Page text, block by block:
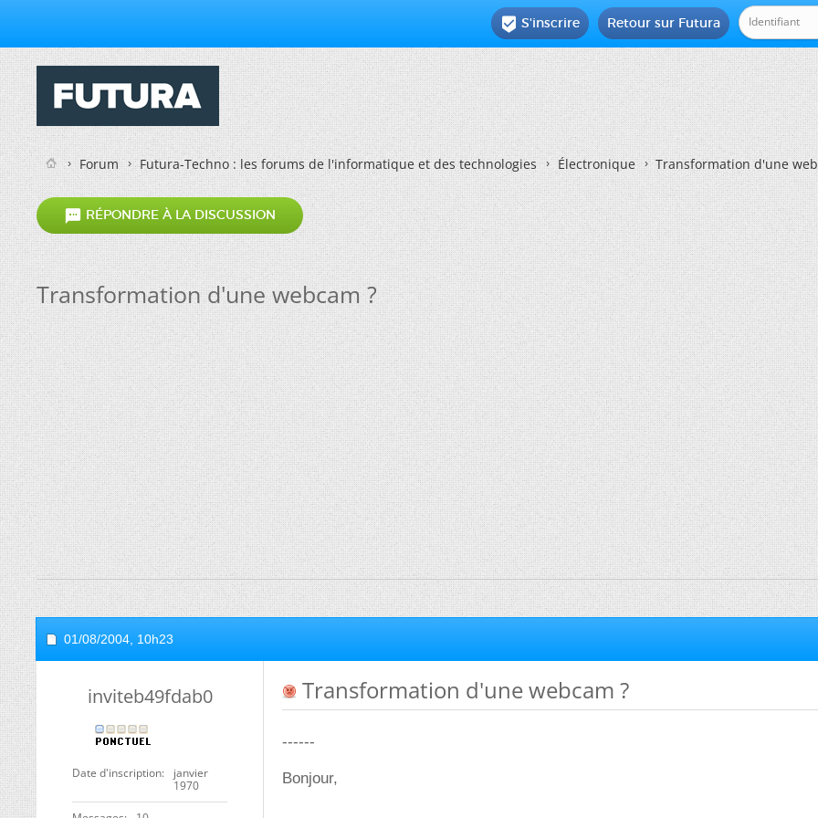
Retour sur Futura
 S'inscrire
Forum Futura-Techno : les forums de l'informatique et des technologies Électronique Transformation d'une
 RÉPONDRE À LA DISCUSSION
Transformation d'une webcam ?
01/08/2004, 10h23
inviteb49fdab0
Date d'inscription
janvier
1970
Transformation d'une webcam ?
------
Bonjour,